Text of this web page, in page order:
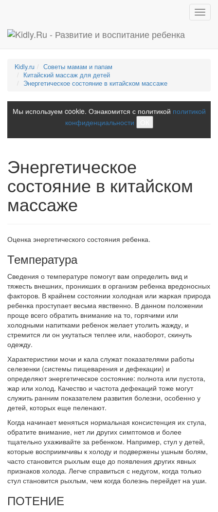
Kidly.ru
Советы мамам и папам
Китайский массаж для детей
Энергетическое состояние в китайском массаже
Мы используем cookie. Ознакомится с политикой политикой
конфиденциальности
Энергетическое
состояние в китайском
массаже
Оценка энергетического состояния ребенка.
Температура
Сведения о температуре помогут вам определить вид и
тяжесть внешних, проникших в организм ребенка вредоносных
факторов. В крайнем состоянии холодная или жаркая природа
ребенка проступает весьма явственно. В данном положении
проще всего обратить внимание на то, горячими или
холодными напитками ребенок желает утолить жажду, и
стремится ли он укутаться теплее или, наоборот, скинуть
одежду.
Характеристики мочи и кала служат показателями работы
селезенки (системы пищеварения и дефекации) и
определяют энергетическое состояние: полнота или пустота,
жар или холод. Качество и частота дефекаций тоже могут
служить ранним показателем развития болезни, особенно у
детей, которых еще пеленают.
Когда начинает меняться нормальная консистенция их стула,
обратите внимание, нет ли других симптомов и более
тщательно ухаживайте за ребенком. Например, стул у детей,
которые восприимчивы к холоду и подвержены ушным болям,
часто становится рыхлым еще до появления других явных
признаков холода. Легче справиться с недугом, когда только
стул становится рыхлым, чем когда болезнь перейдет на уши.
ПОТЕНИЕ